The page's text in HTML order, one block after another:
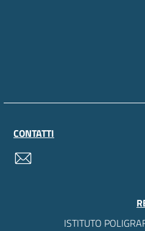
CONTATTI
ISTITUTO